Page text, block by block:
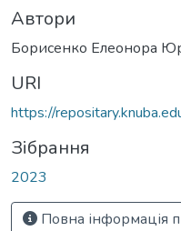
Автори
Борисенко Елеонора
URI
https://
Зібрання
2023
Повна інформація